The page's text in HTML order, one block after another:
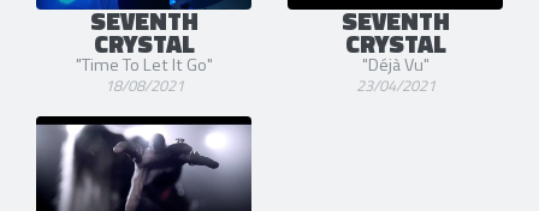
SEVENTH
CRYSTAL
"Time To Let It Go"
18/08/2021
SEVENTH
CRYSTAL
"Déjà Vu"
23/04/2021